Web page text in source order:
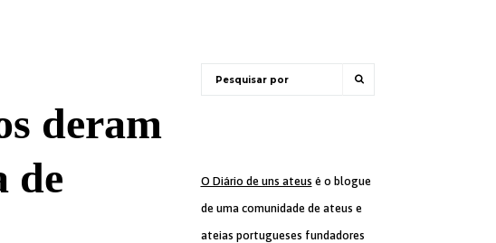
deram
de
O Diário de uns ateus é o blogue
de uma comunidade de ateus e
ateias portugueses fundadores